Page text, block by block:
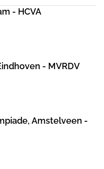
- HCVA
- MVRDV
Amstelveen -